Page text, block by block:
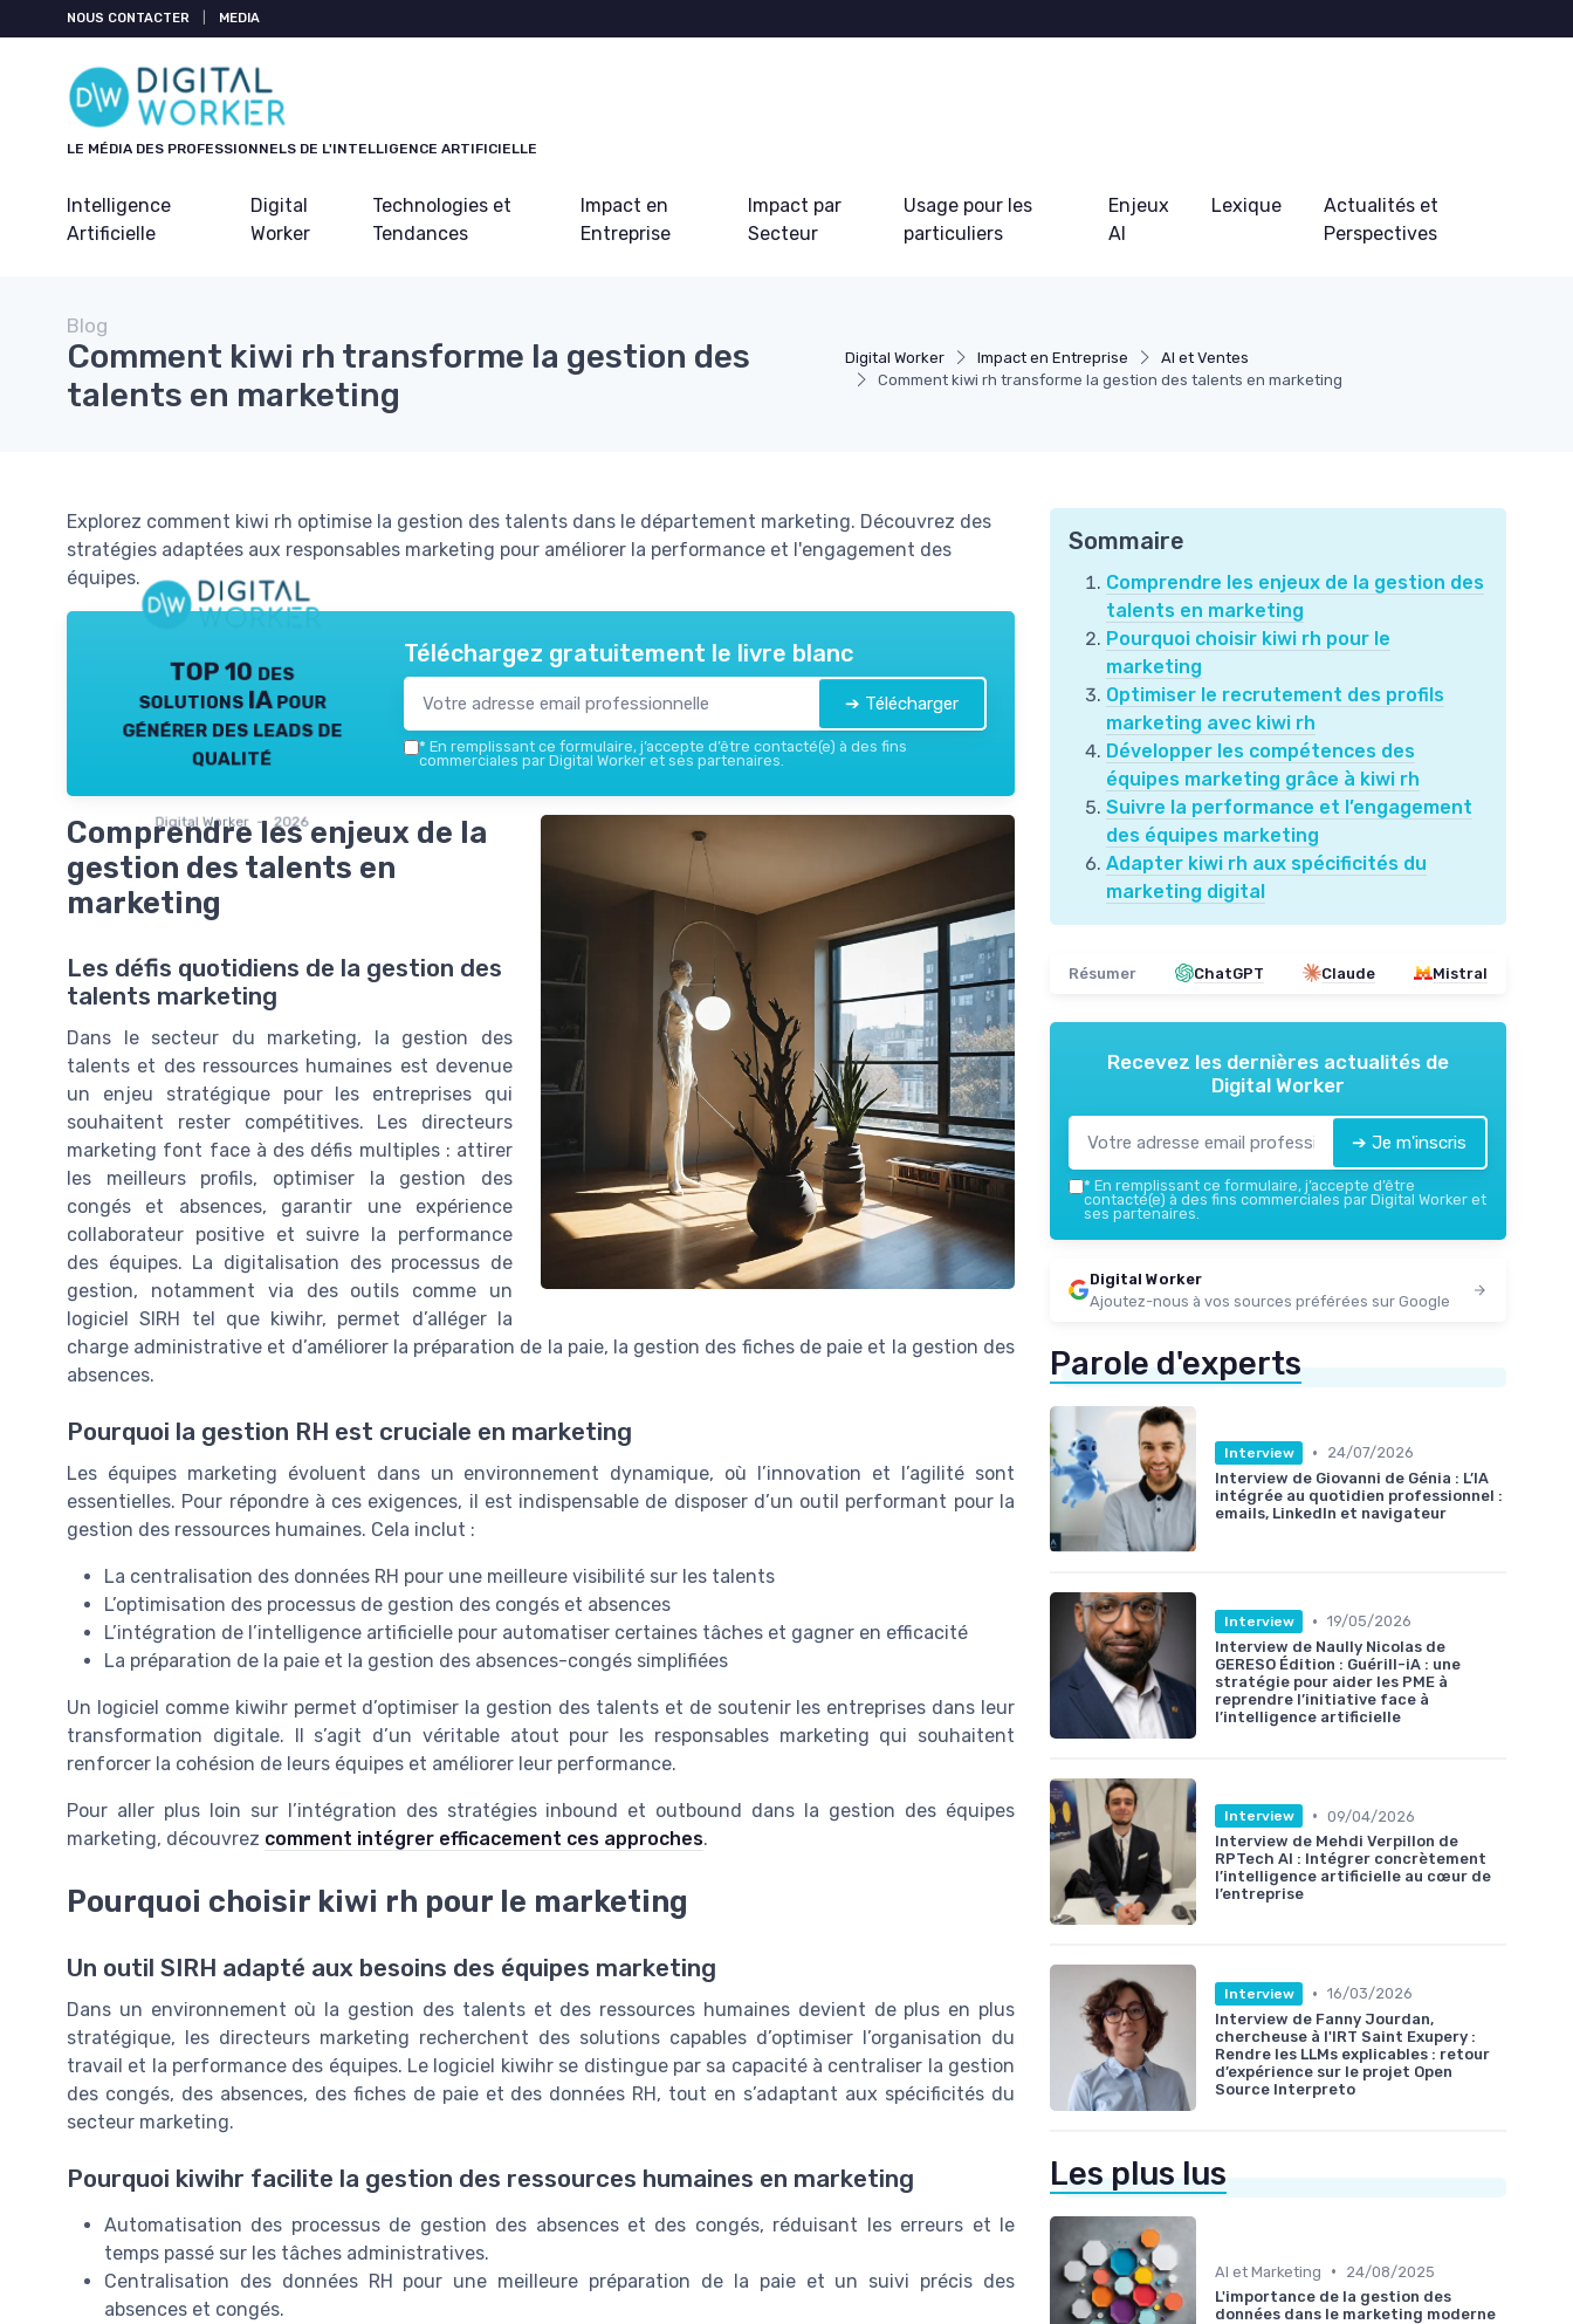
NOUS CONTACTER MEDIA
LE MÉDIA DES PROFESSIONNELS DE L'INTELLIGENCE ARTIFICIELLE
Intelligence
Artificielle
Digital
Worker
Technologies et
Tendances
Impact en
Entreprise
Impact par
Secteur
Usage pour les
particuliers
Enjeux
AI
Lexique
Actualités et
Perspectives
Digital Worker Impact en Entreprise
AI et Ventes
Comment kiwi rh transforme la gestion des talents en marketing
Blog
Comment kiwi rh transforme la gestion des
talents en marketing
Explorez comment kiwi rh optimise la gestion des talents dans le département marketing. Découvrez des
stratégies adaptées aux responsables marketing pour améliorer la performance et l'engagement des
équipes.
TOP 10 des
solutions IA pour
générer des leads de
qualité
Digital Worker — 2026
Téléchargez gratuitement le livre blanc
➔ Télécharger
* En remplissant ce formulaire, j’accepte d’être contacté(e) à des fins
commerciales par Digital Worker et ses partenaires.
Comprendre les enjeux de la
gestion des talents en
marketing
Les défis quotidiens de la gestion des
talents marketing
Dans le secteur du marketing, la gestion des
talents et des ressources humaines est devenue
un enjeu stratégique pour les entreprises qui
souhaitent rester compétitives. Les directeurs
marketing font face à des défis multiples : attirer
les meilleurs profils, optimiser la gestion des
congés et absences, garantir une expérience
collaborateur positive et suivre la performance
des équipes. La digitalisation des processus de
gestion, notamment via des outils comme un
logiciel SIRH tel que kiwihr, permet d’alléger la
charge administrative et d’améliorer la préparation de la paie, la gestion des fiches de paie et la gestion des
absences.
Pourquoi la gestion RH est cruciale en marketing
Les équipes marketing évoluent dans un environnement dynamique, où l’innovation et l’agilité sont
essentielles. Pour répondre à ces exigences, il est indispensable de disposer d’un outil performant pour la
gestion des ressources humaines. Cela inclut :
La centralisation des données RH pour une meilleure visibilité sur les talents
L’optimisation des processus de gestion des congés et absences
L’intégration de l’intelligence artificielle pour automatiser certaines tâches et gagner en efficacité
La préparation de la paie et la gestion des absences-congés simplifiées
Un logiciel comme kiwihr permet d’optimiser la gestion des talents et de soutenir les entreprises dans leur
transformation digitale. Il s’agit d’un véritable atout pour les responsables marketing qui souhaitent
renforcer la cohésion de leurs équipes et améliorer leur performance.
Pour aller plus loin sur l’intégration des stratégies inbound et outbound dans la gestion des équipes
marketing, découvrez comment intégrer efficacement ces approches.
Pourquoi choisir kiwi rh pour le marketing
Un outil SIRH adapté aux besoins des équipes marketing
Dans un environnement où la gestion des talents et des ressources humaines devient de plus en plus
stratégique, les directeurs marketing recherchent des solutions capables d’optimiser l’organisation du
travail et la performance des équipes. Le logiciel kiwihr se distingue par sa capacité à centraliser la gestion
des congés, des absences, des fiches de paie et des données RH, tout en s’adaptant aux spécificités du
secteur marketing.
Pourquoi kiwihr facilite la gestion des ressources humaines en marketing
Automatisation des processus de gestion des absences et des congés, réduisant les erreurs et le
temps passé sur les tâches administratives.
Centralisation des données RH pour une meilleure préparation de la paie et un suivi précis des
absences et congés.
Sommaire
Comprendre les enjeux de la gestion des
talents en marketing
Pourquoi choisir kiwi rh pour le
marketing
Optimiser le recrutement des profils
marketing avec kiwi rh
Développer les compétences des
équipes marketing grâce à kiwi rh
Suivre la performance et l’engagement
des équipes marketing
Adapter kiwi rh aux spécificités du
marketing digital
Résumer ChatGPT Claude Mistral
Recevez les dernières actualités de
Digital Worker
➔ Je m'inscris
* En remplissant ce formulaire, j’accepte d’être
contacté(e) à des fins commerciales par Digital Worker et
ses partenaires.
Digital Worker
Ajoutez-nous à vos sources préférées sur Google
Parole d'experts
Interview •
24/07/2026
Interview de Giovanni de Génia : L’IA
intégrée au quotidien professionnel :
emails, LinkedIn et navigateur
Interview • 19/05/2026
Interview de Naully Nicolas de
GERESO Édition : Guérill-iA : une
stratégie pour aider les PME à
reprendre l’initiative face à
l’intelligence artificielle
Interview • 09/04/2026
Interview de Mehdi Verpillon de
RPTech AI : Intégrer concrètement
l’intelligence artificielle au cœur de
l’entreprise
Interview • 16/03/2026
Interview de Fanny Jourdan,
chercheuse à l'IRT Saint Exupery :
Rendre les LLMs explicables : retour
d’expérience sur le projet Open
Source Interpreto
Les plus lus
AI et Marketing •
24/08/2025
L'importance de la gestion des
données dans le marketing moderne
Panneau de gestion des cookies